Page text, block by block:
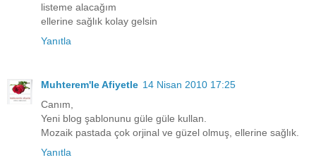
listeme alacağım
ellerine sağlık kolay gelsin
Yanıtla
Muhterem'le Afiyetle 14 Nisan 2010 17:25
Canım,
Yeni blog şablonunu güle güle kullan.
Mozaik pastada çok orjinal ve güzel olmuş, ellerine sağlık.
Yanıtla